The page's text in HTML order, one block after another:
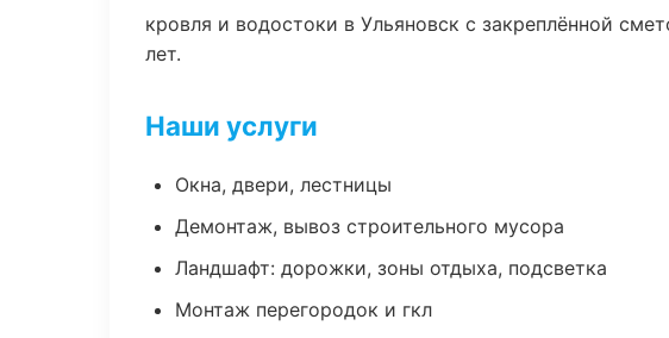
кровля и водостоки в Ульяновск с закреплённой
лет.
Наши услуги
Окна, двери, лестницы
Демонтаж, вывоз строительного мусора
Ландшафт: дорожки, зоны отдыха, подсветка
Монтаж перегородок и гкл